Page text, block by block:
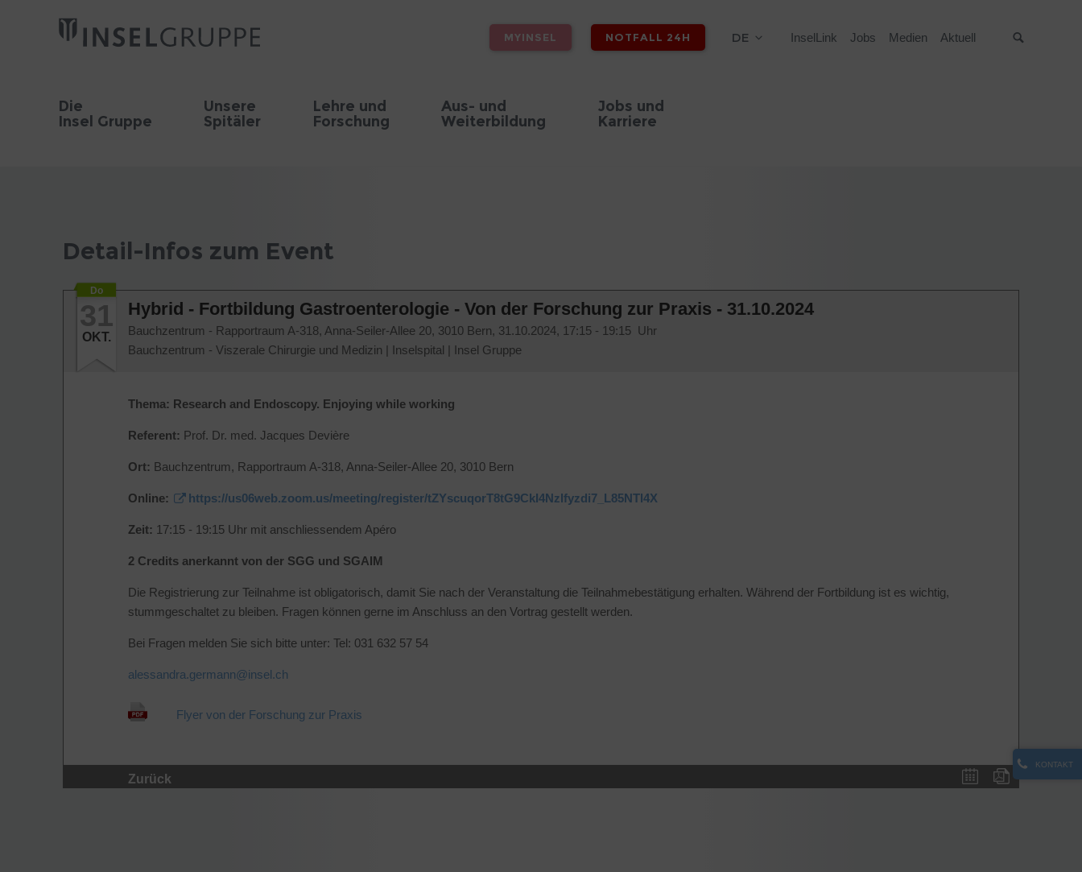
MYINSEL NOTFALL 24H DE InselLink Jobs Medien Aktuell
Die
Insel Gruppe
Unsere
Spitäler
Lehre und
Forschung
Aus- und
Weiterbildung
Jobs und
Karriere
KONTAKT
Detail-Infos zum Event
Do
31
OKT.
Hybrid - Fortbildung Gastroenterologie - Von der Forschung zur Praxis - 31.10.2024
Bauchzentrum - Rapportraum A-318, Anna-Seiler-Allee 20, 3010 Bern, 31.10.2024, 17:15 - 19:15 Uhr
Bauchzentrum - Viszerale Chirurgie und Medizin | Inselspital | Insel Gruppe
Thema: Research and Endoscopy. Enjoying while working
Referent: Prof. Dr. med. Jacques Devière
Ort: Bauchzentrum, Rapportraum A-318, Anna-Seiler-Allee 20, 3010 Bern
Online: https://us06web.zoom.us/meeting/register/tZYscuqorT8tG9CkI4Nzlfyzdi7_L85NTl4X
Zeit: 17:15 - 19:15 Uhr mit anschliessendem Apéro
2 Credits anerkannt von der SGG und SGAIM
Die Registrierung zur Teilnahme ist obligatorisch, damit Sie nach der Veranstaltung die Teilnahmebestätigung erhalten. Während der Fortbildung ist es wichtig,
stummgeschaltet zu bleiben. Fragen können gerne im Anschluss an den Vortrag gestellt werden.
Bei Fragen melden Sie sich bitte unter: Tel: 031 632 57 54
alessandra.germann@insel.ch
Flyer von der Forschung zur Praxis
Zurück